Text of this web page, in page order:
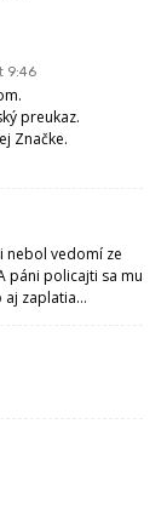
9:46
preukaz.
Značke.
nebol vedomí ze
páni policajti sa mu
aj zaplatia…